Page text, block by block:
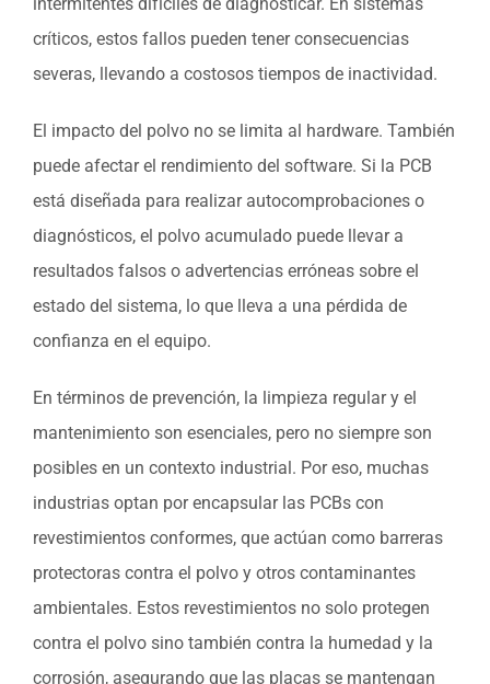
críticos, estos fallos pueden tener consecuencias
severas, llevando a costosos tiempos de inactividad.
El impacto del polvo no se limita al hardware. También
puede afectar el rendimiento del software. Si la PCB
está diseñada para realizar autocomprobaciones o
diagnósticos, el polvo acumulado puede llevar a
resultados falsos o advertencias erróneas sobre el
estado del sistema, lo que lleva a una pérdida de
confianza en el equipo.
En términos de prevención, la limpieza regular y el
mantenimiento son esenciales, pero no siempre son
posibles en un contexto industrial. Por eso, muchas
industrias optan por encapsular las PCBs con
revestimientos conformes, que actúan como barreras
protectoras contra el polvo y otros contaminantes
ambientales. Estos revestimientos no solo protegen
contra el polvo sino también contra la humedad y la
corrosión, asegurando que las placas se mantengan